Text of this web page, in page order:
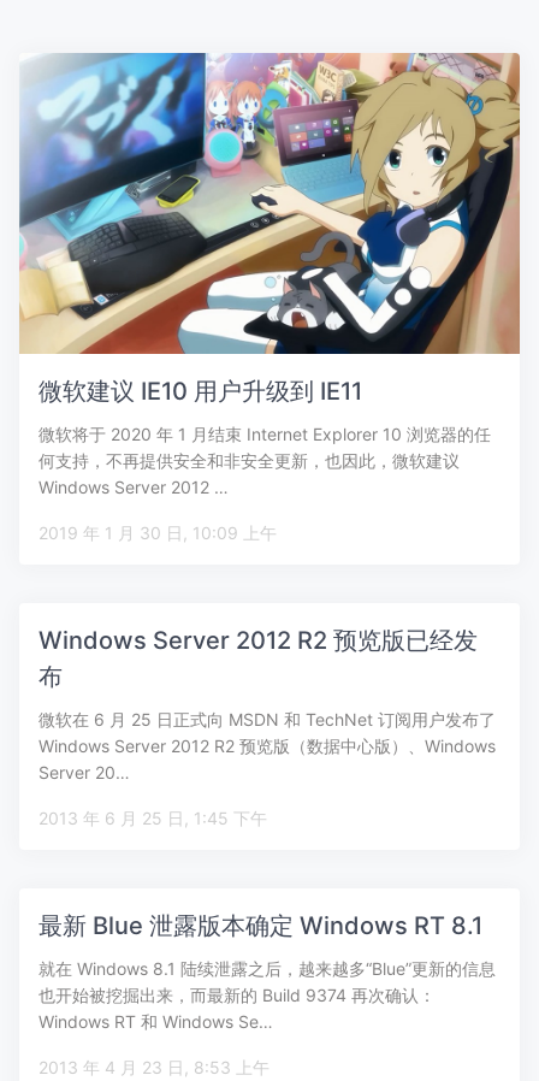
微软建议 IE10 用户升级到 IE11
微软将于 2020 年 1 月结束 Internet Explorer 10 浏览器的任
何支持，不再提供安全和非安全更新，也因此，微软建议
Windows Server 2012 …
2019 年 1 月 30 日, 10:09 上午
Windows Server 2012 R2 预览版已经发
布
微软在 6 月 25 日正式向 MSDN 和 TechNet 订阅用户发布了
Windows Server 2012 R2 预览版（数据中心版）、Windows
Server 20…
2013 年 6 月 25 日, 1:45 下午
最新 Blue 泄露版本确定 Windows RT 8.1
就在 Windows 8.1 陆续泄露之后，越来越多“Blue”更新的信息
也开始被挖掘出来，而最新的 Build 9374 再次确认：
Windows RT 和 Windows Se…
2013 年 4 月 23 日, 8:53 上午